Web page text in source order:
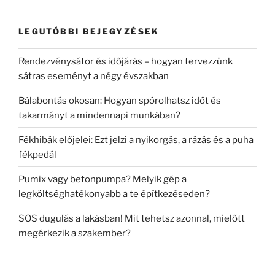
LEGUTÓBBI BEJEGYZÉSEK
Rendezvénysátor és időjárás – hogyan tervezzünk
sátras eseményt a négy évszakban
Bálabontás okosan: Hogyan spórolhatsz időt és
takarmányt a mindennapi munkában?
Fékhibák előjelei: Ezt jelzi a nyikorgás, a rázás és a puha
fékpedál
Pumix vagy betonpumpa? Melyik gép a
legköltséghatékonyabb a te építkezéseden?
SOS dugulás a lakásban! Mit tehetsz azonnal, mielőtt
megérkezik a szakember?